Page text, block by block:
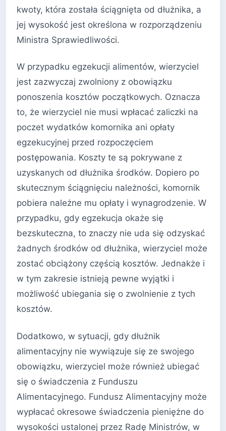
kwoty, która została ściągnięta od dłużnika, a
jej wysokość jest określona w rozporządzeniu
Ministra Sprawiedliwości.
W przypadku egzekucji alimentów, wierzyciel
jest zazwyczaj zwolniony z obowiązku
ponoszenia kosztów początkowych. Oznacza
to, że wierzyciel nie musi wpłacać zaliczki na
poczet wydatków komornika ani opłaty
egzekucyjnej przed rozpoczęciem
postępowania. Koszty te są pokrywane z
uzyskanych od dłużnika środków. Dopiero po
skutecznym ściągnięciu należności, komornik
pobiera należne mu opłaty i wynagrodzenie. W
przypadku, gdy egzekucja okaże się
bezskuteczna, to znaczy nie uda się odzyskać
żadnych środków od dłużnika, wierzyciel może
zostać obciążony częścią kosztów. Jednakże i
w tym zakresie istnieją pewne wyjątki i
możliwość ubiegania się o zwolnienie z tych
kosztów.
Dodatkowo, w sytuacji, gdy dłużnik
alimentacyjny nie wywiązuje się ze swojego
obowiązku, wierzyciel może również ubiegać
się o świadczenia z Funduszu
Alimentacyjnego. Fundusz Alimentacyjny może
wypłacać okresowe świadczenia pieniężne do
wysokości ustalonej przez Radę Ministrów, w